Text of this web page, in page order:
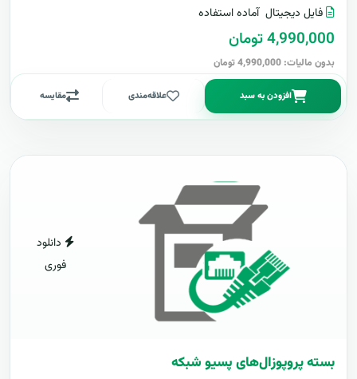
فایل دیجیتال آماده استفاده
4,990,000 تومان
بدون مالیات: 4,990,000 تومان
افزودن به سبد علاقه‌مندی مقایسه
دانلود
فوری
بسته پروپوزال‌های پسیو شبکه